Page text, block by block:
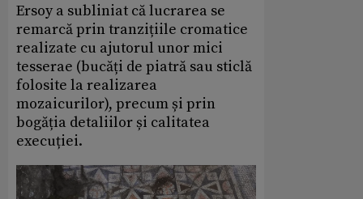
Ersoy a subliniat că lucrarea se
remarcă prin tranzițiile cromatice
realizate cu ajutorul unor mici
tesserae (bucăți de piatră sau sticlă
folosite la realizarea
mozaicurilor), precum și prin
bogăția detaliilor și calitatea
execuției.